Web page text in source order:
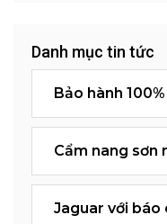
Danh mục tin tức
Bảo hành 100%
Cẩm nang sơn
Jaguar với báo